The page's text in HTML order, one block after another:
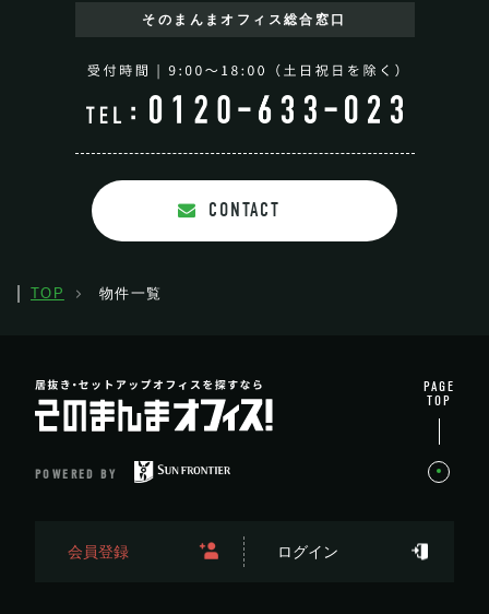
そのまんまオフィス 総合窓口
CONTACT
TOP 物件一覧
POWERED BY
会員登録 ログイン
PAGE
TOP